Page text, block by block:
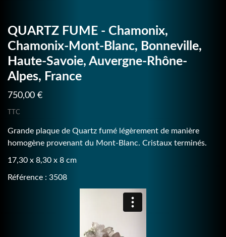
QUARTZ FUME - Chamonix,
Chamonix-Mont-Blanc, Bonneville,
Haute-Savoie, Auvergne-Rhône-
Alpes, France
750,00 €
TTC
Grande plaque de Quartz fumé légèrement de manière
homogène provenant du Mont-Blanc. Cristaux terminés.
17,30 x 8,30 x 8 cm
Référence : 3508